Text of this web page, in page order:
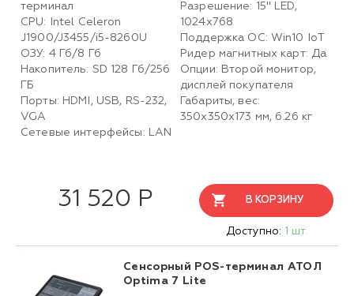
терминал
CPU: Intel Celeron
J1900/J3455/i5-8260U
ОЗУ: 4 Гб/8 Гб
Накопитель: SD 128 Гб/256
ГБ
Порты: HDMI, USB, RS-232,
VGA
Сетевые интерфейсы: LAN
Разрешение: 15" LED,
1024х768
Поддержка ОС: Win10 IoT
Ридер магнитных карт: Да
Опции: Второй монитор,
дисплей покупателя
Габариты, вес:
350х350х173 мм, 6.26 кг
31 520 Р В КОРЗИНУ
Доступно: 1 шт.
Сенсорный POS-терминал АТОЛ
Optima 7 Lite